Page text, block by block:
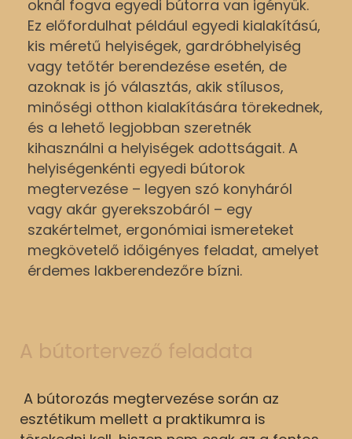
oknál fogva egyedi bútorra van igényük.
Ez előfordulhat például egyedi kialakítású,
kis méretű helyiségek, gardróbhelyiség
vagy tetőtér berendezése esetén, de
azoknak is jó választás, akik stílusos,
minőségi otthon kialakítására törekednek,
és a lehető legjobban szeretnék
kihasználni a helyiségek adottságait. A
helyiségenkénti egyedi bútorok
megtervezése – legyen szó konyháról
vagy akár gyerekszobáról – egy
szakértelmet, ergonómiai ismereteket
megkövetelő időigényes feladat, amelyet
érdemes lakberendezőre bízni.
A bútortervező feladata
A bútorozás megtervezése során az
esztétikum mellett a praktikumra is